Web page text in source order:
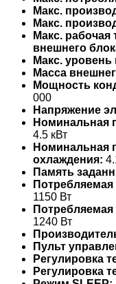
Макс.
Макс.
Макс. рабочая
внешнего
Макс.
Масса
Мощность
000
Напряжение
Номинальная
4.5 кВт
Номинальная
охлаждения:
Память
1150 Вт
1240 Вт
Пульт
Регулировка
Регулировка